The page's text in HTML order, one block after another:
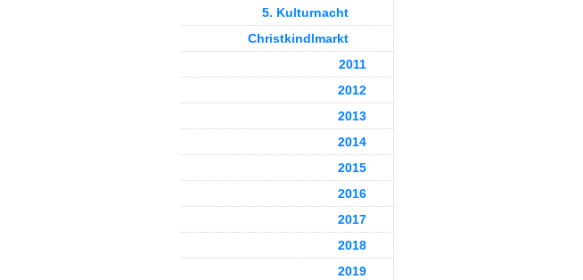
5. Kulturnacht
Christkindlmarkt
2011
2012
2013
2014
2015
2016
2017
2018
2019